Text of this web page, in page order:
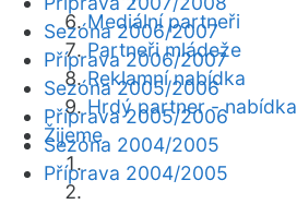
Mediální partneři
Partneři mládeže
Reklamní nabídka
Hrdý partner - nabídka
Žijeme
Sezóna 2006/2007
Příprava 2006/2007
Sezóna 2005/2006
Příprava 2005/2006
Sezóna 2004/2005
Příprava 2004/2005